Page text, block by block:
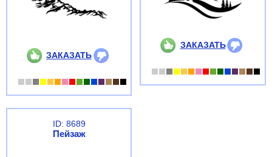
ЗАКАЗАТЬ
ЗАКАЗАТЬ
ID: 8689
Пейзаж